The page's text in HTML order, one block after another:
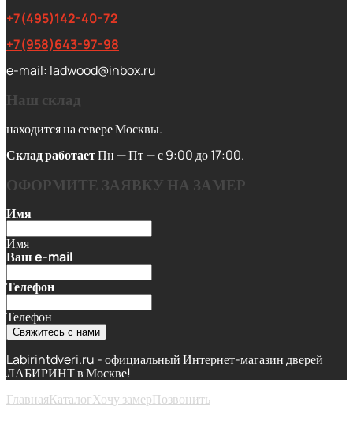
+7(495)142-40-72
+7(958)643-97-98
e-mail: ladwood@inbox.ru
Наш склад
находится на севере Москвы.
Склад работаетПн — Пт — с 9:00 до 17:00.
ОФОРМИТЕ ЗАЯВКУ НА ЗАМЕР
Имя
Имя
Ваш e-mail
Телефон
Телефон
Свяжитесь с нами
Labirintdveri.ru - официальный Интернет-магазин дверей
ЛАБИРИНТ в Москве!
ГлавнаяКаталогХочу замерПозвонить